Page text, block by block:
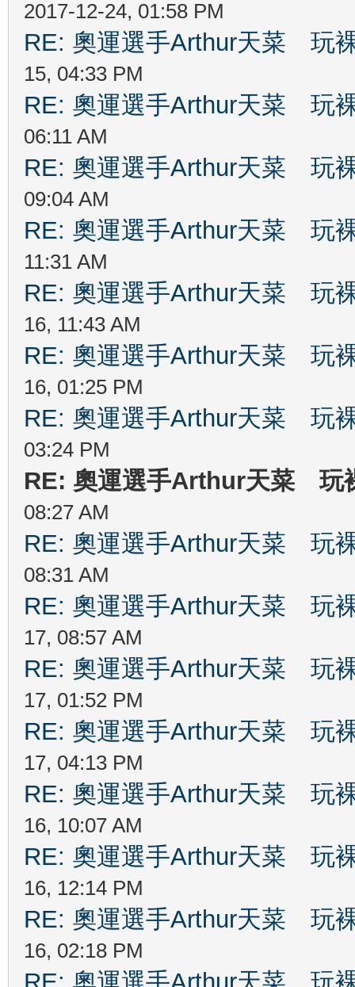
2017-12-24, 01:58 PM
RE: 奧運選手Arthur天菜 玩
15, 04:33 PM
RE: 奧運選手Arthur天菜 玩
06:11 AM
RE: 奧運選手Arthur天菜 玩
09:04 AM
RE: 奧運選手Arthur天菜 玩
11:31 AM
RE: 奧運選手Arthur天菜 玩
16, 11:43 AM
RE: 奧運選手Arthur天菜 玩
16, 01:25 PM
RE: 奧運選手Arthur天菜 玩
03:24 PM
RE: 奧運選手Arthur天菜 玩
08:27 AM
RE: 奧運選手Arthur天菜 玩
08:31 AM
RE: 奧運選手Arthur天菜 玩
17, 08:57 AM
RE: 奧運選手Arthur天菜 玩
17, 01:52 PM
RE: 奧運選手Arthur天菜 玩
17, 04:13 PM
RE: 奧運選手Arthur天菜 玩
16, 10:07 AM
RE: 奧運選手Arthur天菜 玩
16, 12:14 PM
RE: 奧運選手Arthur天菜 玩
16, 02:18 PM
RE: 奧運選手Arthur天菜 玩